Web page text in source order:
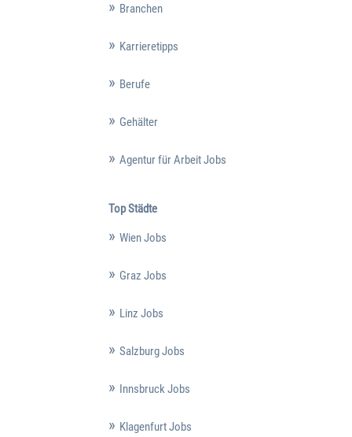
Branchen
Karrieretipps
Berufe
Gehälter
Agentur für Arbeit Jobs
Top Städte
Wien Jobs
Graz Jobs
Linz Jobs
Salzburg Jobs
Innsbruck Jobs
Klagenfurt Jobs